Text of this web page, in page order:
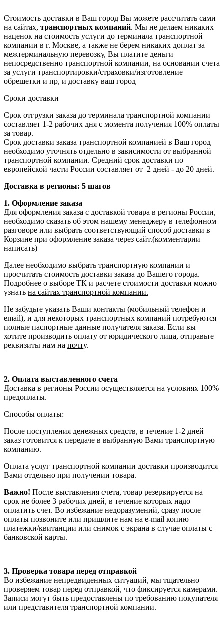
Стоимость доставки в Ваш город Вы можете рассчитать сами
на сайтах, транспортных компаний. Мы не делаем никаких
наценок на стоимость услуги до терминала транспортной
компании в г. Москве, а также не берем никаких доплат за
межтерминальную перевозку, Вы платите деньги
непосредственно транспортной компании, на основании счета
за услуги транспортировки/страховки/изготовление
обрешетки и пр, и доставку ваш город
Сроки доставки
Срок отгрузки заказа до терминала транспортной компании
составляет 1-2 рабочих дня с момента получения 100% оплаты
за товар.
Срок доставки заказа транспортной компанией в Ваш город
необходимо уточнять отдельно в зависимости от выбранной
транспортной компании. Средний срок доставки по
европейской части России составляет от 2 дней - до 20 дней.
Доставка в регионы: 5 шагов
1. Оформление заказа
Для оформления заказа с доставкой товара в регионы России,
необходимо сказать об этом нашему менеджеру в телефонном
разговоре или выбрать соответствующий способ доставки в
Корзине при оформление заказа через сайт.(комментарии
написать)
Далее необходимо выбрать транспортную компании и
просчитать стоимость доставки заказа до Вашего города.
Подробнее о выборе ТК и расчете стоимости доставки можно
узнать на сайтах транспортной компании.
Не забудьте указать Ваши контакты (мобильный телефон и
email), и для некоторых транспортных компаний потребуются
полные паспортные данные получателя заказа. Если вы
хотите производить оплату от юридического лица, отправьте
реквизиты нам на почту.
2. Оплата выставленного счета
Доставка в регионы России осуществляется на условиях 100%
предоплаты.
Способы оплаты:
После поступления денежных средств, в течение 1-2 дней
заказ готовится к передаче в выбранную Вами транспортную
компанию.
Оплата услуг транспортной компании доставки производится
Вами отдельно при получении товара.
Важно! После выставления счета, товар резервируется на
срок не более 3 рабочих дней, в течение которых надо
оплатить счет. Во избежание недоразумений, сразу после
оплаты позвоните или пришлите нам на e-mail копию
платежки/квитанции или снимок с экрана в случае оплаты с
банковской карты.
3. Проверка товара перед отправкой
Во избежание непредвиденных ситуаций, мы тщательно
проверяем товар перед отправкой, что фиксируется камерами.
Записи могут быть предоставлены по требованию покупателя
или представителя транспортной компании.